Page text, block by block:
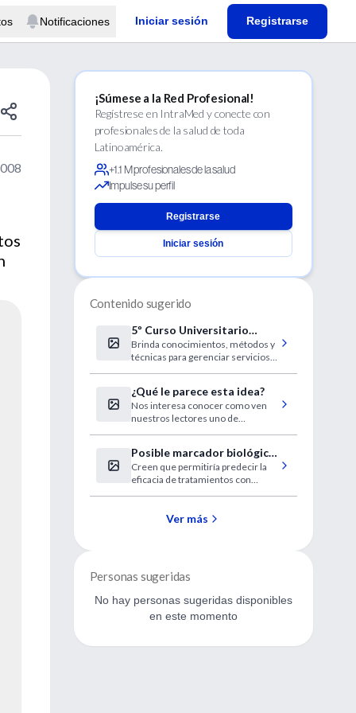
Notificaciones Iniciar sesión Registrarse
¡Súmese a la Red Profesional!
Regístrese en IntraMed y conecte con
profesionales de la salud de toda
Latinoamérica.
+1.1 M profesionales de la salud
Impulse su perfil
Registrarse
Iniciar sesión
Contenido sugerido
5º Curso Universitario
Conducción y Gestión de
Hospitales
Brinda conocimientos, métodos y
técnicas para gerenciar servicios
¿Qué le parece esta idea?
Nos interesa conocer como ven
nuestros lectores uno de
Posible marcador biológico
de la depresión
Creen que permitiría predecir la
eficacia de tratamientos con
Ver más
Personas sugeridas
No hay personas sugeridas disponibles
en este momento